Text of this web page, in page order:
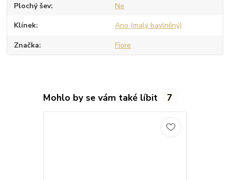
Plochý šev Ne
Klínek Ano (malý bavlněný)
Značka Fiore
Mohlo by se vám také líbit 7